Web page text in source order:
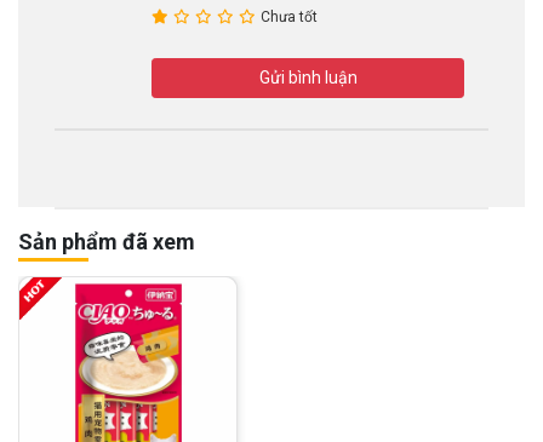
Chưa tốt
Gửi bình luận
Sản phẩm đã xem